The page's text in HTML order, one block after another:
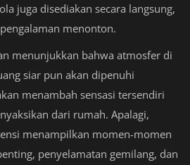
juga disediakan secara langsung,
menonton.
menunjukkan bahwa atmosfer di
siar pun akan dipenuhi
menambah sensasi tersendiri
dari rumah. Apalagi,
menampilkan momen-momen
penyelamatan gemilang, dan